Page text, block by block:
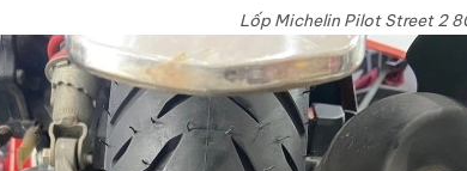
Lốp Michelin Pilot Street 2